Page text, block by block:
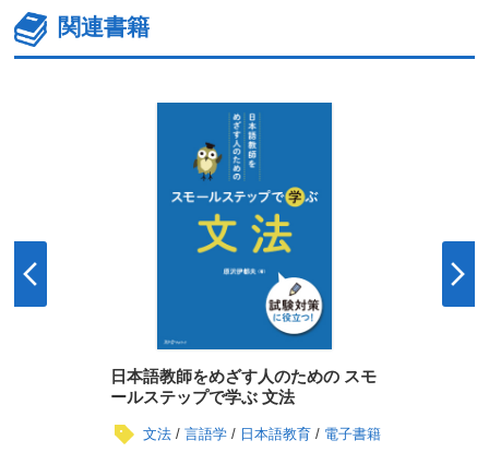
関連書籍
日本語教師をめざす人のための スモ
ールステップで学ぶ 文法
文法 言語学 日本語教育 電子書籍